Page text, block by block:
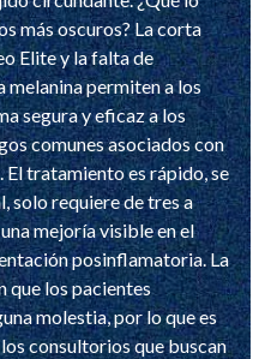
más oscuros? La corta
Elite y la falta de
melanina permiten a los
segura y eficaz a los
comunes asociados con
El tratamiento es rápido, se
solo requiere de tres a
mejoría visible en el
posinflamatoria. La
que los pacientes
molestia, por lo que es
consultorios que buscan